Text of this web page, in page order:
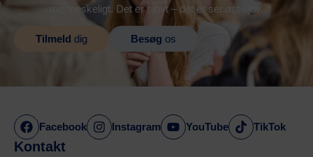
menneskeligt. Det er sjovt – det er seriøst sjov.
Besøg os
Tilmeld dig
Facebook Instagram YouTube TikTok
Kontakt